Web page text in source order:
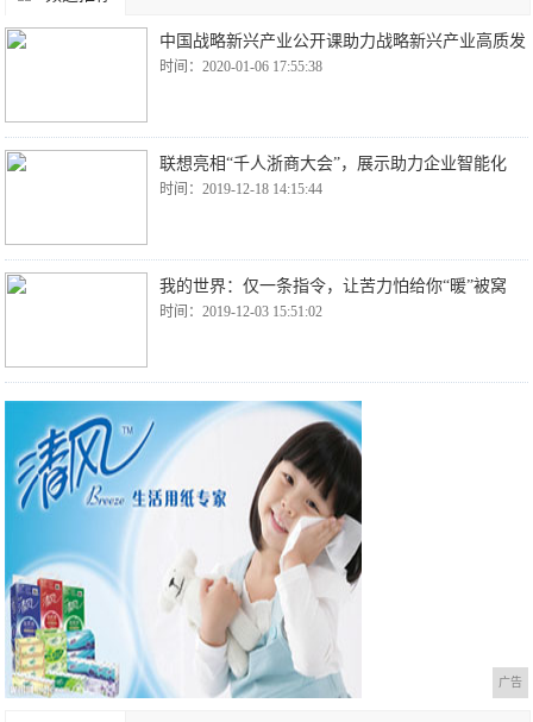
中国战略新兴产业公开课助力战略新兴产业高质发
时间：2020-01-06 17:55:38
联想亮相“千人浙商大会”，展示助力企业智能化
时间：2019-12-18 14:15:44
我的世界：仅一条指令，让苦力怕给你“暖”被窝
时间：2019-12-03 15:51:02
广告